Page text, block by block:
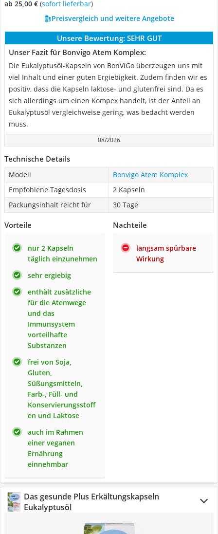
ab 25,00 € ( Sofort lieferbar)
Preisvergleich und weitere Angebote
Unsere Bewertung: SEHR GUT
Unser Fazit für Bonvigo Atem Komplex:
Die Eukalyptusöl-Kapseln von BonViGo überzeugen uns mit
viel Inhalt und einer guten Ergiebigkeit. Zudem finden wir es
positiv, dass die Kapseln laktose- und glutenfrei sind. Da es
sich allerdings um einen Kompex handelt, ist der Anteil an
Eukalyptusöl vergleichweise gering, was bedacht werden
muss.
08/2026
Technische Details
Modell
Bonvigo Atem Komplex
Empfohlene Tagesdosis
2 Kapseln
Packungsinhalt reicht für
30 Tage
Vorteile
nur 2 Kapseln
täglich einzunehmen
sehr ergiebig
enthält zusätzliche
für die Atemwege
und das
Immunsystem
vorteilhafte
Substanzen
frei von Soja,
Gluten,
Süßungsmitteln,
Farb-, Füll- und
Konservierungsstoff
en und Laktose
auch im Rahmen
einer veganen
Ernährung
einnehmbar
Nachteile
langsam spürbare
Wirkung
Das gesunde Plus Erkältungskapseln
Eukalyptusöl